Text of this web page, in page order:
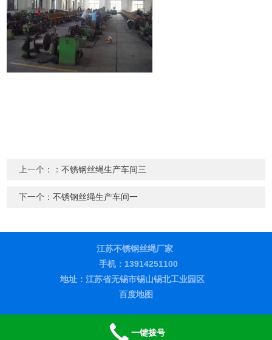
上一个：：不锈钢丝绳生产车间三
下一个：不锈钢丝绳生产车间一
江苏不锈钢丝绳厂家
手机：13914251100
地址：江苏省无锡市锡山锡北工业园区
百度地图
一键拨号